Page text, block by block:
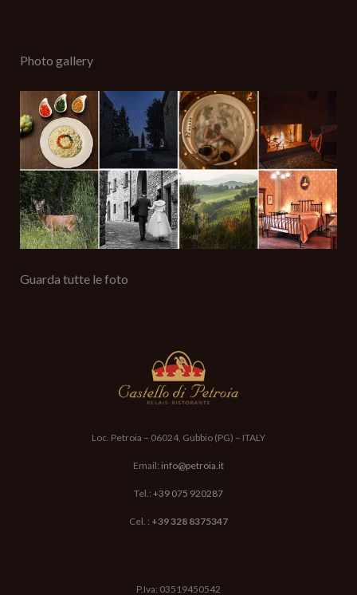
Oggetto (richiesto)
Il tuo messaggio (richiesto)
Acconsento al trattamento dati ai sensi e per gli effetti degli
Scrivi il risultato di 3+6=?
Photo gallery
Guarda tutte le foto
Loc. Petroia – 06024, Gubbio (PG) – ITALY
Email: info@petroia.it
Tel.: +39 075 920287
Cel. : +39 328 8375347
P.Iva: 03519450542